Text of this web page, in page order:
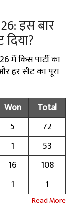
इस बार
में किस पार्टी का
हर सीट का पूरा
Won
Total
5
72
1
53
16
108
1 1